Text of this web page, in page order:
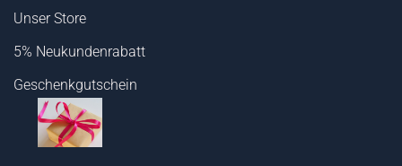
Unser Store
5% Neukundenrabatt
Geschenkgutschein